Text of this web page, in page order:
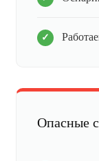
Опасные